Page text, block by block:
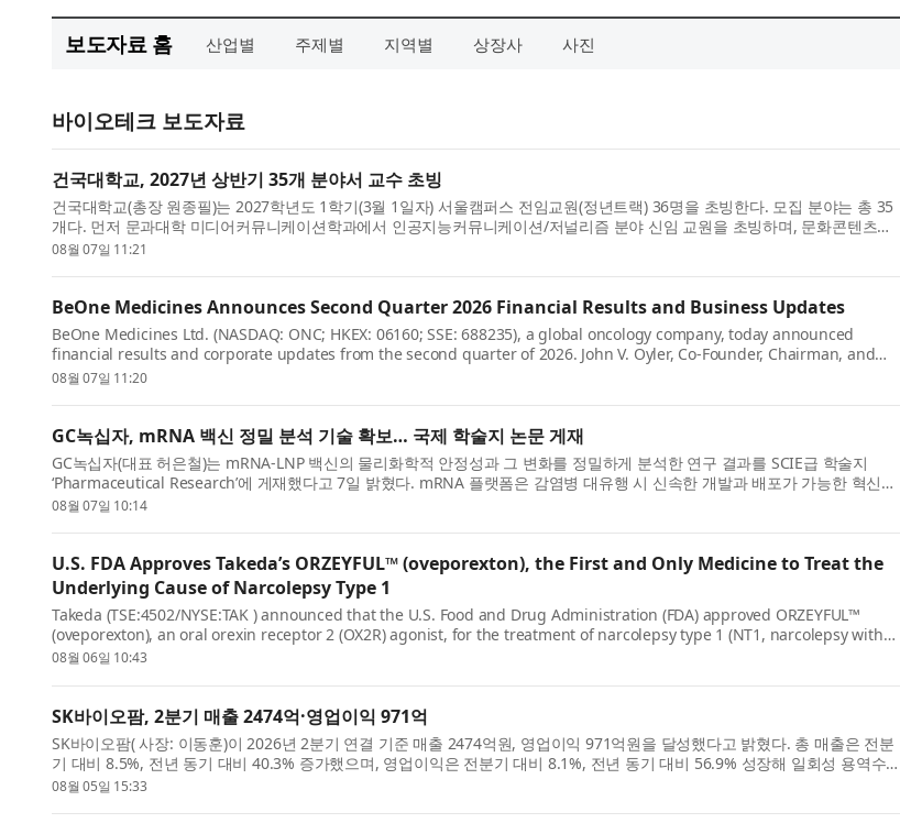
보도자료 홈 산업별 주제별 지역별 상장사 사진
바이오테크 보도자료
건국대학교, 2027년 상반기 35개 분야서 교수 초빙
건국대학교(총장 원종필)는 2027학년도 1학기(3월 1일자) 서울캠퍼스 전임교원(정년트랙) 36명을 초빙한다. 모집 분야는 총 35
개다. 먼저 문과대학 미디어커뮤니케이션학과에서 인공지능커뮤니케이션/저널리즘 분야 신임 교원을 초빙하며, 문화콘텐츠학
과에서는 AI ...
08월 07일 11:21
BeOne Medicines Announces Second Quarter 2026 Financial Results and Business Updates
BeOne Medicines Ltd. (NASDAQ: ONC; HKEX: 06160; SSE: 688235), a global oncology company, today announced
financial results and corporate updates from the second quarter of 2026. John V. Oyler, Co-Founder, Chairman, and
CEO, BeOne, said: “These str...
08월 07일 11:20
GC녹십자, mRNA 백신 정밀 분석 기술 확보… 국제 학술지 논문 게재
GC녹십자(대표 허은철)는 mRNA-LNP 백신의 물리화학적 안정성과 그 변화를 정밀하게 분석한 연구 결과를 SCIE급 학술지
‘Pharmaceutical Research’에 게재했다고 7일 밝혔다. mRNA 플랫폼은 감염병 대유행 시 신속한 개발과 배포가 가능한 혁신적
모달리티(Modality)...
08월 07일 10:14
U.S. FDA Approves Takeda’s ORZEYFUL™ (oveporexton), the First and Only Medicine to Treat the
Underlying Cause of Narcolepsy Type 1
Takeda (TSE:4502/NYSE:TAK ) announced that the U.S. Food and Drug Administration (FDA) approved ORZEYFUL™
(oveporexton), an oral orexin receptor 2 (OX2R) agonist, for the treatment of narcolepsy type 1 (NT1, narcolepsy with
cataplexy) in adults.* ...
08월 06일 10:43
SK바이오팜, 2분기 매출 2474억·영업이익 971억
SK바이오팜( 사장: 이동훈)이 2026년 2분기 연결 기준 매출 2474억원, 영업이익 971억원을 달성했다고 밝혔다. 총 매출은 전분
기 대비 8.5%, 전년 동기 대비 40.3% 증가했으며, 영업이익은 전분기 대비 8.1%, 전년 동기 대비 56.9% 성장해 일회성 용역수익
이 반영된 ...
08월 05일 15:33